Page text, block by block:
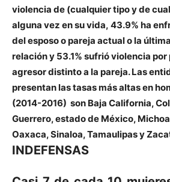
violencia de (cualquier tipo y de
alguna vez en su vida, 43.9% ha
del esposo o pareja actual o la
relación y 53.1% sufrió violencia
agresor distinto a la pareja. Las
presentan las tasas más altas en
(2014-2016) son Baja California,
Guerrero, estado de México,
Oaxaca, Sinaloa, Tamaulipas y
INDEFENSAS